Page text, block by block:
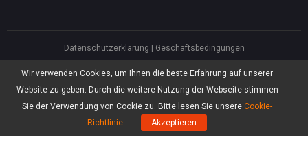
Wir verwenden Cookies, um Ihnen die beste Erfahrung auf unserer
Website zu geben. Durch die weitere Nutzung der Webseite stimmen
Sie der Verwendung von Cookie zu. Bitte lesen Sie unsere Cookie-
Richtlinie. Akzeptieren
Datenschutzerklärung
Geschäftsbedingungen
North America, Canada, Unit 170 - 422, Richards Street, Vancouver, British
Asia, Hong Kong, Suite 820,8/F., Ocean Centre, Harbour City, 5 Canton Road,
Tsim Sha Tsui, Kowloon
MiniTool Software Limited, Alle Rechte vorbehalten.